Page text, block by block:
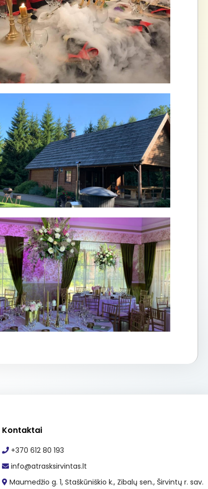
Kontaktai
+370 612 80 193
info@atrasksirvintas.lt
Maumedžio g. 1, Staškūniškio k., Zibalų sen., Širvintų r. sav.